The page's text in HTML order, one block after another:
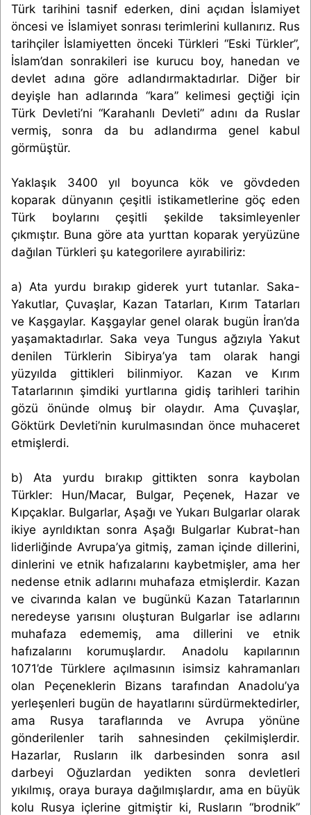
Türk tarihini tasnif ederken, dini açıdan İslamiyet
öncesi ve İslamiyet sonrası terimlerini kullanırız. Rus
tarihçiler İslamiyetten önceki Türkleri “Eski Türkler”,
İslam’dan sonrakileri ise kurucu boy, hanedan ve
devlet adına göre adlandırmaktadırlar. Diğer bir
deyişle han adlarında “kara” kelimesi geçtiği için
Türk Devleti’ni “Karahanlı Devleti” adını da Ruslar
vermiş, sonra da bu adlandırma genel kabul
görmüştür.
Yaklaşık 3400 yıl boyunca kök ve gövdeden
koparak dünyanın çeşitli istikametlerine göç eden
Türk boylarını çeşitli şekilde taksimleyenler
çıkmıştır. Buna göre ata yurttan koparak yeryüzüne
dağılan Türkleri şu kategorilere ayırabiliriz:
a) Ata yurdu bırakıp giderek yurt tutanlar. Saka-
Yakutlar, Çuvaşlar, Kazan Tatarları, Kırım Tatarları
ve Kaşgaylar. Kaşgaylar genel olarak bugün İran’da
yaşamaktadırlar. Saka veya Tungus ağzıyla Yakut
denilen Türklerin Sibirya’ya tam olarak hangi
yüzyılda gittikleri bilinmiyor. Kazan ve Kırım
Tatarlarının şimdiki yurtlarına gidiş tarihleri tarihin
gözü önünde olmuş bir olaydır. Ama Çuvaşlar,
Göktürk Devleti’nin kurulmasından önce muhaceret
etmişlerdi.
b) Ata yurdu bırakıp gittikten sonra kaybolan
Türkler: Hun/Macar, Bulgar, Peçenek, Hazar ve
Kıpçaklar. Bulgarlar, Aşağı ve Yukarı Bulgarlar olarak
ikiye ayrıldıktan sonra Aşağı Bulgarlar Kubrat-han
liderliğinde Avrupa’ya gitmiş, zaman içinde dillerini,
dinlerini ve etnik hafızalarını kaybetmişler, ama her
nedense etnik adlarını muhafaza etmişlerdir. Kazan
ve civarında kalan ve bugünkü Kazan Tatarlarının
neredeyse yarısını oluşturan Bulgarlar ise adlarını
muhafaza edememiş, ama dillerini ve etnik
hafızalarını korumuşlardır. Anadolu kapılarının
1071’de Türklere açılmasının isimsiz kahramanları
olan Peçeneklerin Bizans tarafından Anadolu’ya
yerleşenleri bugün de hayatlarını sürdürmektedirler,
ama Rusya taraflarında ve Avrupa yönüne
gönderilenler tarih sahnesinden çekilmişlerdir.
Hazarlar, Rusların ilk darbesinden sonra asıl
darbeyi Oğuzlardan yedikten sonra devletleri
yıkılmış, oraya buraya dağılmışlardır, ama en büyük
kolu Rusya içlerine gitmiştir ki, Rusların “brodnik”